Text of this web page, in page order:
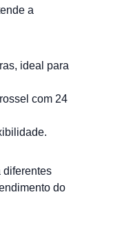
a
ideal para
com 24
diferentes
do